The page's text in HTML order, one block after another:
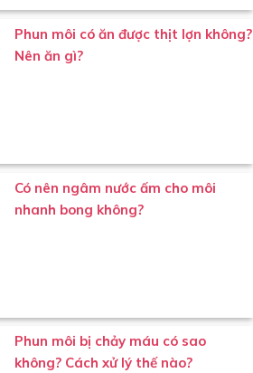
Phun môi có ăn được thịt lợn không?
Nên ăn gì?
Có nên ngâm nước ấm cho môi
nhanh bong không?
Phun môi bị chảy máu có sao
không? Cách xử lý thế nào?